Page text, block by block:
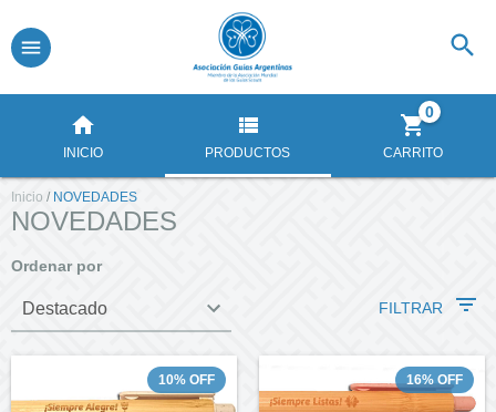
INICIO PRODUCTOS CARRITO
0
Inicio / NOVEDADES
NOVEDADES
Ordenar por
FILTRAR
10% OFF 16% OFF